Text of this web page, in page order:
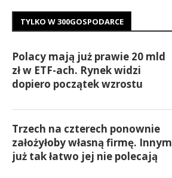
TYLKO W 300GOSPODARCE
Polacy mają już prawie 20 mld
zł w ETF-ach. Rynek widzi
dopiero początek wzrostu
Trzech na czterech ponownie
założyłoby własną firmę. Innym
już tak łatwo jej nie polecają